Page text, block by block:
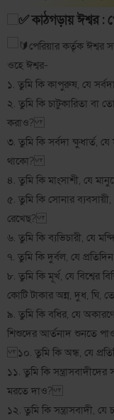
কাঠগড়ায় ঈশ্বর :
পেরিয়ার কর্তৃক ঈশ্বর
ওহে ঈশ্বর-
১. তুমি কি কাপুরুষ, যে
২. তুমি কি চাটুকারিতা বা
করাও?
৩. তুমি কি সর্বদা ক্ষুধার্ত,
থাকো?
৪. তুমি কি মাংসাশী, যে
৫. তুমি কি সোনার
রেখেছ?
৬. তুমি কি ব্যভিচারী, যে
৭. তুমি কি দুর্বল, যে
৮. তুমি কি মূর্খ, যে বিশ্বের
কোটি টাকার অন্ন, দুধ, ঘি,
৯. তুমি কি বধির, যে
শিশুদের আর্তনাদ শুনতে
১০. তুমি কি অন্ধ, যে
১১. তুমি কি সন্ত্রাসবাদীদের
মরতে দাও?
১২. তুমি কি সন্ত্রাসবাদী,